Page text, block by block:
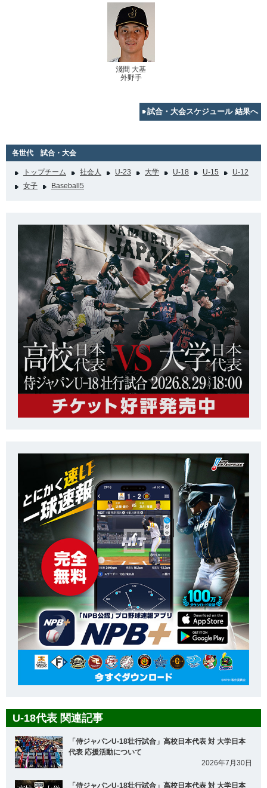
淺間 大基
外野手
試合・大会スケジュール 結果へ
各世代 試合・大会
トップチーム 社会人 U-23 大学 U-18 U-15
U-12
女子
Baseball5
U-18代表 関連記事
「侍ジャパンU-18壮行試合」高校日本代表 対 大学日本
代表 応援活動について
2026年7月30日
「侍ジャパンU-18壮行試合」高校日本代表 対 大学日本